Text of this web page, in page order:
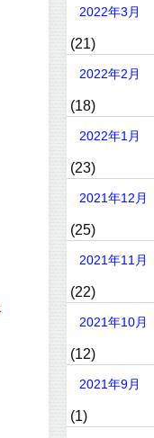
2022年3月
(21)
2022年2月
(18)
2022年1月
(23)
2021年12月
(25)
2021年11月
(22)
2021年10月
(12)
2021年9月
(1)